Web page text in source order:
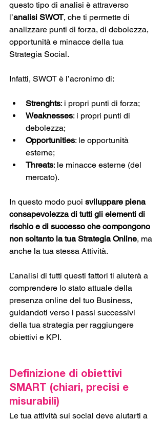
questo tipo di analisi è attraverso
l’analisi SWOT, che ti permette di
analizzare punti di forza, di debolezza,
opportunità e minacce della tua
Strategia Social.
Infatti, SWOT è l’acronimo di:
Strenghts: i propri punti di forza;
Weaknesses: i propri punti di
debolezza;
Opportunities: le opportunità
esterne;
Threats: le minacce esterne (del
mercato).
In questo modo puoi sviluppare piena
consapevolezza di tutti gli elementi di
rischio e di successo che compongono
non soltanto la tua Strategia Online, ma
anche la tua stessa Attività.
L’analisi di tutti questi fattori ti aiuterà a
comprendere lo stato attuale della
presenza online del tuo Business,
guidandoti verso i passi successivi
della tua strategia per raggiungere
obiettivi e KPI.
Definizione di obiettivi
SMART (chiari, precisi e
misurabili)
Le tua attività sui social deve aiutarti a